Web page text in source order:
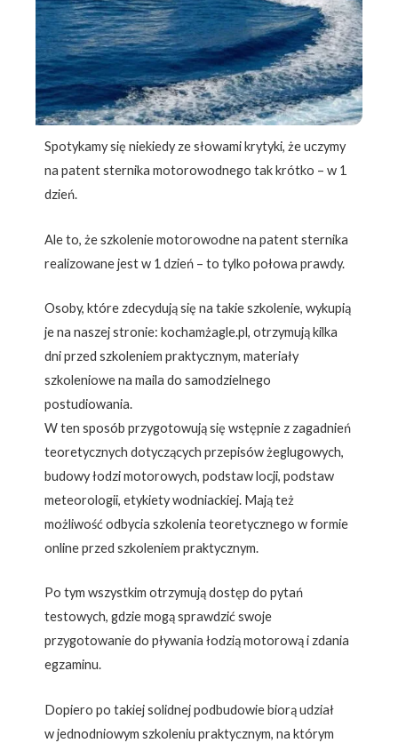
Spotykamy się niekiedy ze słowami krytyki, że uczymy
na patent sternika motorowodnego tak krótko – w 1
dzień.
Ale to, że szkolenie motorowodne na patent sternika
realizowane jest w 1 dzień – to tylko połowa prawdy.
Osoby, które zdecydują się na takie szkolenie, wykupią
je na naszej stronie: kochamżagle.pl, otrzymują kilka
dni przed szkoleniem praktycznym, materiały
szkoleniowe na maila do samodzielnego
postudiowania.
W ten sposób przygotowują się wstępnie z zagadnień
teoretycznych dotyczących przepisów żeglugowych,
budowy łodzi motorowych, podstaw locji, podstaw
meteorologii, etykiety wodniackiej. Mają też
możliwość odbycia szkolenia teoretycznego w formie
online przed szkoleniem praktycznym.
Po tym wszystkim otrzymują dostęp do pytań
testowych, gdzie mogą sprawdzić swoje
przygotowanie do pływania łodzią motorową i zdania
egzaminu.
Dopiero po takiej solidnej podbudowie biorą udział
w jednodniowym szkoleniu praktycznym, na którym